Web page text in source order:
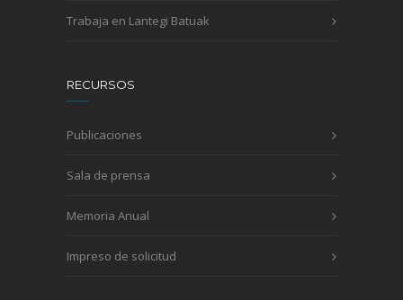
Trabaja en Lantegi Batuak
RECURSOS
Publicaciones
Sala de prensa
Memoria Anual
Impreso de solicitud